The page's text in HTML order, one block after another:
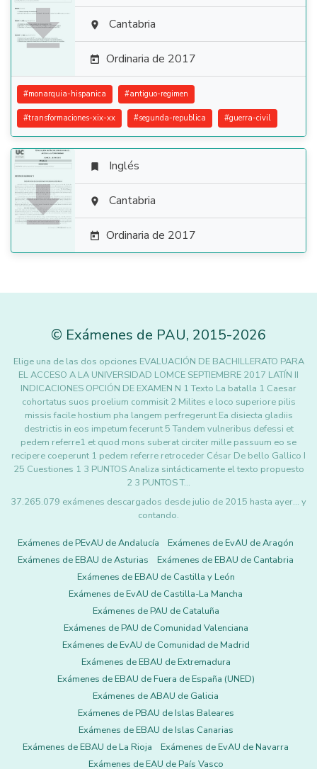
  Cantabria
 Ordinaria de 2017
#monarquia-hispanica #antiguo-regimen
#transformaciones-xix-xx #segunda-republica #guerra-civil

 Inglés
 Cantabria
 Ordinaria de 2017
© Exámenes de PAU, 2015-2026
Elige una de las dos opciones EVALUACIÓN DE BACHILLERATO PARA
EL ACCESO A LA UNIVERSIDAD LOMCE SEPTIEMBRE 2017 LATÍN II
INDICACIONES OPCIÓN DE EXAMEN N 1 Texto La batalla 1 Caesar
cohortatus suos proelium commisit 2 Milites e loco superiore pilis
missis facile hostium pha langem perfregerunt Ea disiecta gladiis
destrictis in eos impetum fecerunt 5 Tandem vulneribus defessi et
pedem referre1 et quod mons suberat circiter mille passuum eo se
recipere coeperunt 1 pedem referre retroceder César De bello Gallico I
25 Cuestiones 1 3 PUNTOS Analiza sintácticamente el texto propuesto
2 3 PUNTOS T…
37.265.079 exámenes descargados desde julio de 2015 hasta ayer... y
contando.
Exámenes de PEvAU de Andalucía
Exámenes de EvAU de Aragón
Exámenes de EBAU de Asturias
Exámenes de EBAU de Cantabria
Exámenes de EBAU de Castilla y León
Exámenes de EvAU de Castilla-La Mancha
Exámenes de PAU de Cataluña
Exámenes de PAU de Comunidad Valenciana
Exámenes de EvAU de Comunidad de Madrid
Exámenes de EBAU de Extremadura
Exámenes de EBAU de Fuera de España (UNED)
Exámenes de ABAU de Galicia
Exámenes de PBAU de Islas Baleares
Exámenes de EBAU de Islas Canarias
Exámenes de EBAU de La Rioja
Exámenes de EvAU de Navarra
Exámenes de EAU de País Vasco